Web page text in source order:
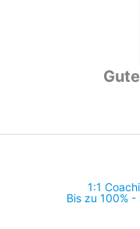
1:1
Bis zu 100% -